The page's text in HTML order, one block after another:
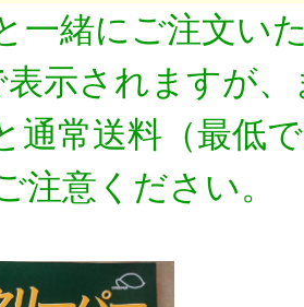
一緒にご注文い
示されますが
通常送料（最低
注意ください。